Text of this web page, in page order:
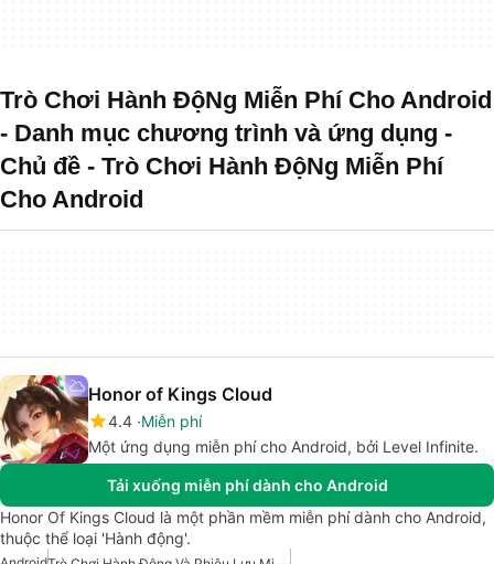
Trò Chơi Hành ĐộNg Miễn Phí Cho Android
- Danh mục chương trình và ứng dụng -
Chủ đề - Trò Chơi Hành ĐộNg Miễn Phí
Cho Android
Honor of Kings Cloud
4.4 Miễn phí
Một ứng dụng miễn phí cho Android, bởi Level Infinite.
Tải xuống miễn phí dành cho Android
Honor Of Kings Cloud là một phần mềm miễn phí dành cho Android,
thuộc thể loại 'Hành động'.